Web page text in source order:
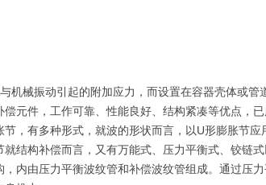
机械振动引起的附加应力，而设置在容器壳体或管
元件，工作可靠、性能良好、结构紧凑等优点，
节，有多种形式，就波的形状而言，以U形膨胀节
结构补偿而言，又有万能式、压力平衡式、铰链式
，内由压力平衡波纹管和补偿波纹管组成。通过压